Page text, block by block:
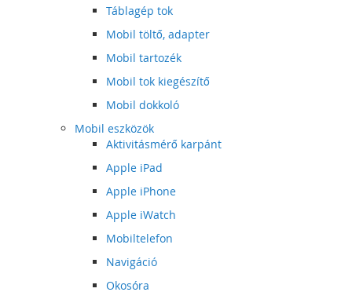
Táblagép tok
Mobil töltő, adapter
Mobil tartozék
Mobil tok kiegészítő
Mobil dokkoló
Mobil eszközök
Aktivitásmérő karpánt
Apple iPad
Apple iPhone
Apple iWatch
Mobiltelefon
Navigáció
Okosóra